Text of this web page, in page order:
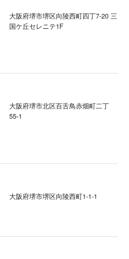
大阪府堺市堺区向陵西町四丁7-20 三
国ケ丘セレニテ1F
大阪府堺市北区百舌鳥赤畑町二丁
55-1
大阪府堺市堺区向陵西町1-1-1